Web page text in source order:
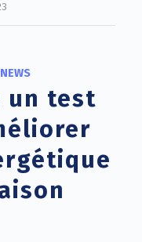
NEWS
un test